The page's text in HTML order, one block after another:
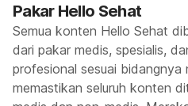
Pakar Hello Sehat
Semua konten Hello Sehat
dari pakar medis, spesialis,
profesional sesuai bidangnya
memastikan seluruh konten